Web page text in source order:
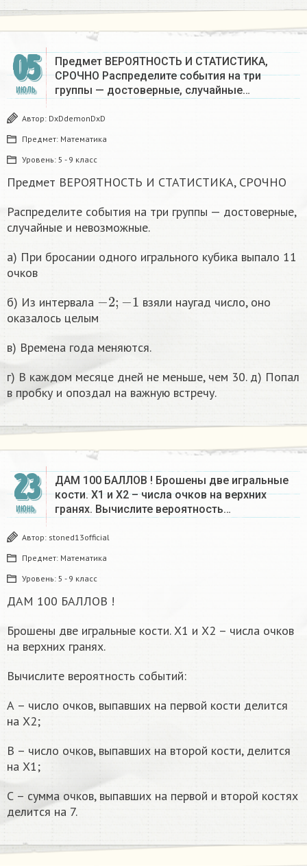
05
ИЮЛЬ
Предмет ВЕРОЯТНОСТЬ И СТАТИСТИКА,
СРОЧНО Распределите события на три
группы — достоверные, случайные…
Автор: DxDdemonDxD
Предмет: Математика
Уровень: 5 - 9 класс
Предмет ВЕРОЯТНОСТЬ И СТАТИСТИКА, СРОЧНО
Распределите события на три группы — достоверные,
случайные и невозможные.
a) При бросании одного игрального кубика выпало 11
очков
б) Из интервала
2;
взяли наугад число, оно
оказалось целым
в) Времена года меняются.
г) В каждом месяце дней не меньше, чем 30. д) Попал
в пробку и опоздал на важную встречу.
23
ИЮНЬ
ДАМ 100 БАЛЛОВ ! Брошены две игральные
кости. Х1 и Х2 – числа очков на верхних
гранях. Вычислите вероятность…
Автор: stoned13official
Предмет: Математика
Уровень: 5 - 9 класс
ДАМ 100 БАЛЛОВ !
Брошены две игральные кости. Х1 и Х2 – числа очков
на верхних гранях.
Вычислите вероятность событий:
А – число очков, выпавших на первой кости делится
на Х2;
В – число очков, выпавших на второй кости, делится
на Х1;
С – сумма очков, выпавших на первой и второй костях
делится на 7.